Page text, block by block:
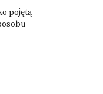
pojętą